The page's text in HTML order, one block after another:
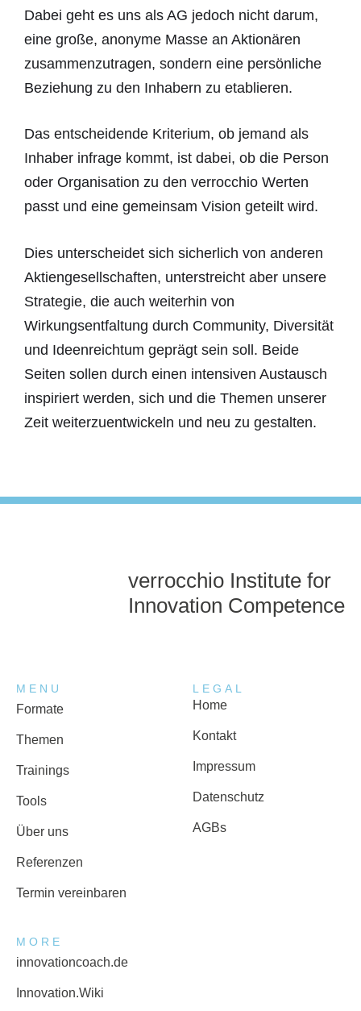
Dabei geht es uns als AG jedoch nicht darum,
eine große, anonyme Masse an Aktionären
zusammenzutragen, sondern eine persönliche
Beziehung zu den Inhabern zu etablieren.
Das entscheidende Kriterium, ob jemand als
Inhaber infrage kommt, ist dabei, ob die Person
oder Organisation zu den verrocchio Werten
passt und eine gemeinsam Vision geteilt wird.
Dies unterscheidet sich sicherlich von anderen
Aktiengesellschaften, unterstreicht aber unsere
Strategie, die auch weiterhin von
Wirkungsentfaltung durch Community, Diversität
und Ideenreichtum geprägt sein soll. Beide
Seiten sollen durch einen intensiven Austausch
inspiriert werden, sich und die Themen unserer
Zeit weiterzuentwickeln und neu zu gestalten.
verrocchio Institute for
Innovation Competence
MENU
Formate
Themen
Trainings
Tools
Über uns
Referenzen
Termin vereinbaren
LEGAL
Home
Kontakt
Impressum
Datenschutz
AGBs
MORE
innovationcoach.de
Innovation.Wiki